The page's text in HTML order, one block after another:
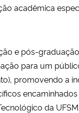
acadêmica
e pós-
para um
promovendo a
da UFSM.